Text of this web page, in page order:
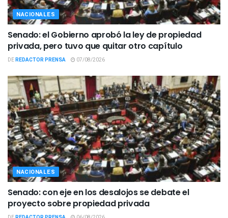
NACIONALES
Senado: el Gobierno aprobó la ley de propiedad
privada, pero tuvo que quitar otro capítulo
DEREDACTOR PRENSA 07/08/2026
NACIONALES
Senado: con eje en los desalojos se debate el
proyecto sobre propiedad privada